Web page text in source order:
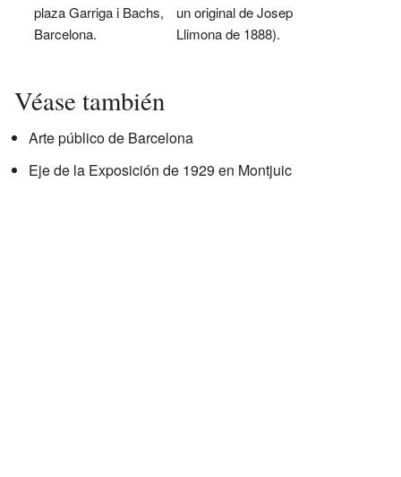
plaza Garriga i Bachs,
Barcelona.
un original de Josep
Llimona de 1888).
Véase también
Arte público de Barcelona
Eje de la Exposición de 1929 en Montjuic